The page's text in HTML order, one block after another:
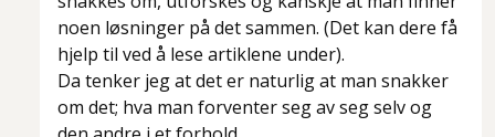
noen løsninger på det sammen. (Det kan dere få
hjelp til ved å lese artiklene under).
Da tenker jeg at det er naturlig at man snakker
om det; hva man forventer seg av seg selv og